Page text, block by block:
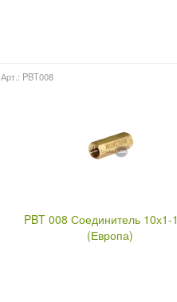
Арт.: PBT008
PBT 008 Соединитель 10х1-
(Европа)